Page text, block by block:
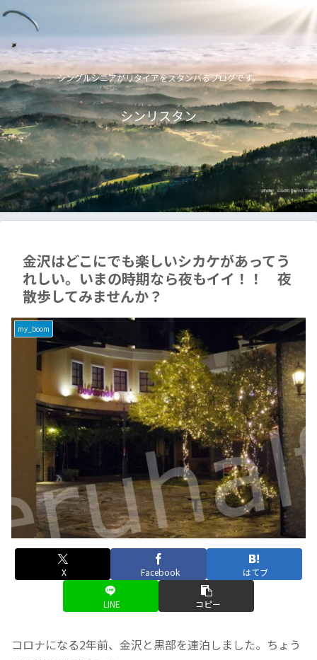
シングルシニアがリタイアをスタンバるブログです。
シンリスタン
金沢はどこにでも楽しいシカケがあってう
れしい。いまの時期なら夜もイイ！！ 夜
散歩してみませんか？
my_boom
X Facebook はてブ
LINE コピー
コロナになる2年前、金沢と黒部を連泊しました。ちょう